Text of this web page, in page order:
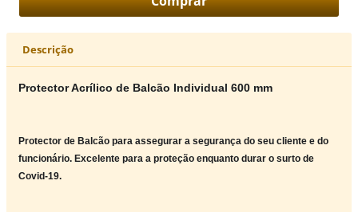
Descrição
Protector Acrílico de Balcão Individual 600 mm
Protector de Balcão para assegurar a segurança do seu cliente e do
funcionário. Excelente para a proteção enquanto durar o surto de
Covid-19.